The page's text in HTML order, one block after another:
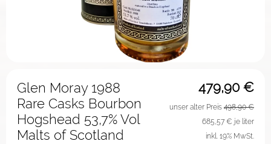
479,90 €
Glen Moray 1988
Rare Casks Bourbon
Hogshead 53,7% Vol
Malts of Scotland
unser alter Preis 498,90 €
685,57 € je liter
inkl. 19% MwSt.